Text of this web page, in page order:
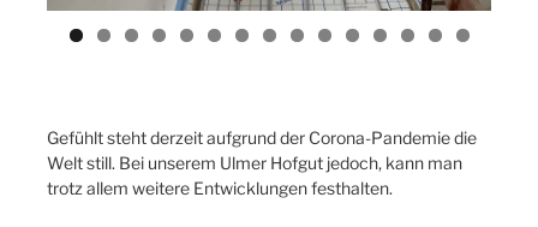
Gefühlt steht derzeit aufgrund der Corona-Pandemie die
Welt still. Bei unserem Ulmer Hofgut jedoch, kann man
trotz allem weitere Entwicklungen festhalten.